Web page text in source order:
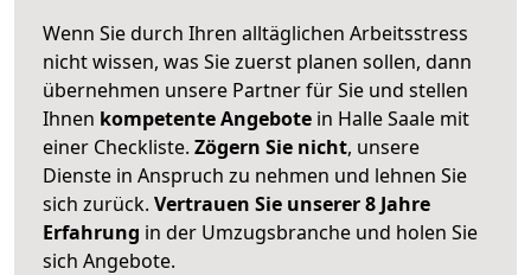
Wenn Sie durch Ihren alltäglichen Arbeitsstress
nicht wissen, was Sie zuerst planen sollen, dann
übernehmen unsere Partner für Sie und stellen
Ihnen kompetente Angebote in Halle Saale mit
einer Checkliste. Zögern Sie nicht, unsere
Dienste in Anspruch zu nehmen und lehnen Sie
sich zurück. Vertrauen Sie unserer 8 Jahre
Erfahrung in der Umzugsbranche und holen Sie
sich Angebote.